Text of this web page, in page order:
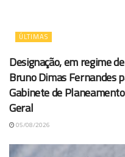
ÚLTIMAS
Designação, em regime
Bruno Dimas Fernandes
Gabinete de
Geral
05/08/2026